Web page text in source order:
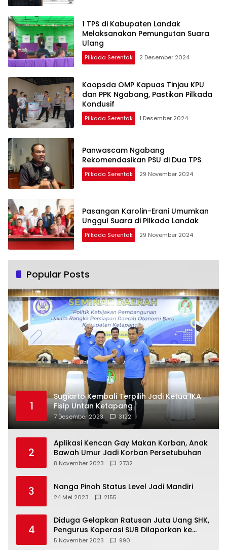
1 TPS di Kabupaten Landak
Melaksanakan Pemungutan Suara
Ulang
Pilkada Serentak 2 Desember 2024
Kaopsda OMP Kapuas Tinjau KPU
dan PPK Ngabang, Pastikan Pilkada
Kondusif
Pilkada Serentak 1 Desember 2024
Panwascam Ngabang
Rekomendasikan PSU di Dua TPS
Pilkada Serentak 29 November 2024
Pasangan Karolin-Erani Umumkan
Unggul Suara di Pilkada Landak
Pilkada Serentak 29 November 2024
Popular Posts
1
Sugiarto Kembali Terpilih Jadi Ketua IKA
Fisip Untan Ketapang
7 Desember 2023 3122
2
Aplikasi Kencan Gay Makan Korban, Anak
Bawah Umur Jadi Korban Persetubuhan
8 November 2023 2732
3 Nanga Pinoh Status Level Jadi Mandiri
24 Mei 2023 2155
4
Diduga Gelapkan Ratusan Juta Uang SHK,
Pengurus Koperasi SUB Dilaporkan ke
Polisi
5 November 2023 990